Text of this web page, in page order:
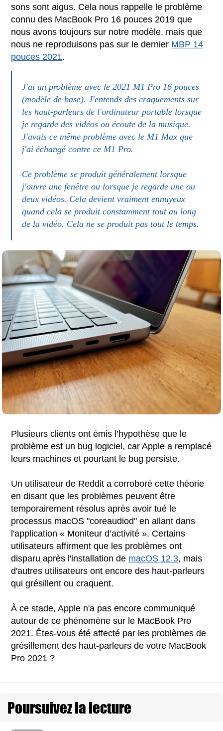
sons sont aigus. Cela nous rappelle le problème
connu des MacBook Pro 16 pouces 2019 que
nous avons toujours sur notre modèle, mais que
nous ne reproduisons pas sur le dernier MBP 14
pouces 2021.
J'ai un problème avec le 2021 M1 Pro 16 pouces
(modèle de base). J'entends des craquements sur
les haut-parleurs de l'ordinateur portable lorsque
je regarde des vidéos ou écoute de la musique.
J'avais ce même problème avec le M1 Max que
j'ai échangé contre ce M1 Pro.
Ce problème se produit généralement lorsque
j'ouvre une fenêtre ou lorsque je regarde une ou
deux vidéos. Cela devient vraiment ennuyeux
quand cela se produit constamment tout au long
de la vidéo. Cela ne se produit pas tout le temps.
Plusieurs clients ont émis l’hypothèse que le
problème est un bug logiciel, car Apple a remplacé
leurs machines et pourtant le bug persiste.
Un utilisateur de Reddit a corroboré cette théorie
en disant que les problèmes peuvent être
temporairement résolus après avoir tué le
processus macOS "coreaudiod" en allant dans
l'application « Moniteur d’activité ». Certains
utilisateurs affirment que les problèmes ont
disparu après l'installation de macOS 12.3, mais
d'autres utilisateurs ont encore des haut-parleurs
qui grésillent ou craquent.
À ce stade, Apple n'a pas encore communiqué
autour de ce phénomène sur le MacBook Pro
2021. Êtes-vous été affecté par les problèmes de
grésillement des haut-parleurs de votre MacBook
Pro 2021 ?
Poursuivez la lecture